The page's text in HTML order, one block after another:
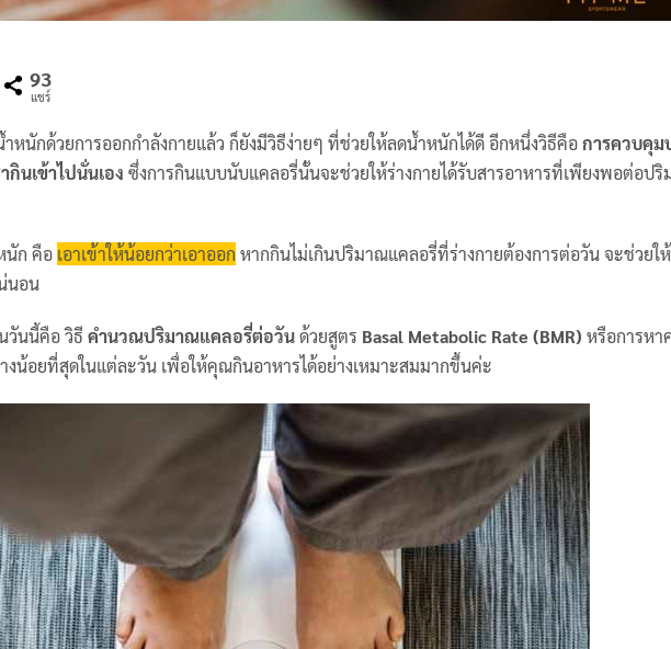
93
แชร์
หนักด้วยการออกกำลังกายแล้ว ก็ยังมีวิธีง่ายๆ ที่ช่วยให้ลดน้ำหนักได้ดี อีกหนึ่งวิธีคือการควบคุ
นเข้าไปนั่นเอง ซึ่งการกินแบบนับแคลอรี่นั้นจะช่วยให้ร่างกายได้รับสารอาหารที่เพียงพอต่อป
นัก คือ เอาเข้าให้น้อยกว่าเอาออก หากกินไม่เกินปริมาณแคลอรี่ที่ร่างกายต้องการต่อวัน จะช่วยให้
นอน
วันนี้คือ วิธี คำนวณปริมาณแคลอรี่ต่อวันด้วยสูตร Basal Metabolic Rate (BMR) หรือการหา
งน้อยที่สุดในแต่ละวัน เพื่อให้คุณกินอาหารได้อย่างเหมาะสมมากขึ้นค่ะ